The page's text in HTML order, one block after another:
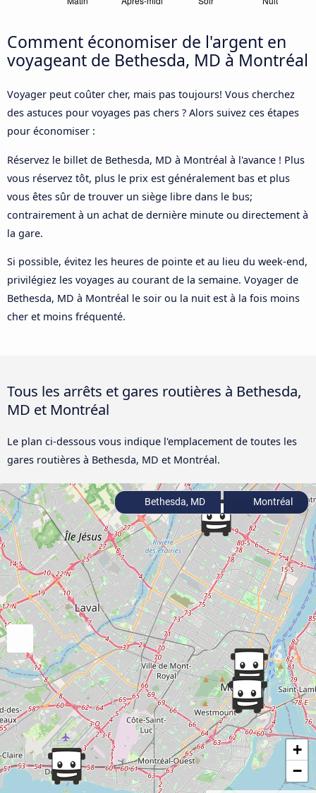
Comment économiser de l'argent en
voyageant de Bethesda, MD à Montréal
Voyager peut coûter cher, mais pas toujours! Vous cherchez
des astuces pour voyages pas chers ? Alors suivez ces étapes
pour économiser :
Réservez le billet de Bethesda, MD à Montréal à l'avance ! Plus
vous réservez tôt, plus le prix est généralement bas et plus
vous êtes sûr de trouver un siège libre dans le bus;
contrairement à un achat de dernière minute ou directement à
la gare.
Si possible, évitez les heures de pointe et au lieu du week-end,
privilégiez les voyages au courant de la semaine. Voyager de
Bethesda, MD à Montréal le soir ou la nuit est à la fois moins
cher et moins fréquenté.
Tous les arrêts et gares routières à Bethesda,
MD et Montréal
Le plan ci-dessous vous indique l'emplacement de toutes les
gares routières à Bethesda, MD et Montréal.
+
−
Bethesda, MD Montréal